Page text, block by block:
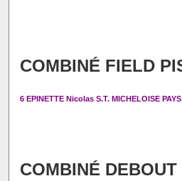
COMBINÉ FIELD
6 EPINETTE Nicolas S.T. MICHELOISE
COMBINÉ DEBOUT